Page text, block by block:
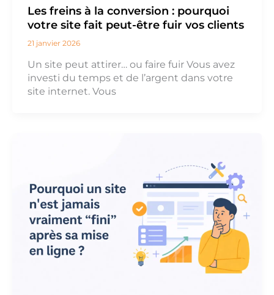
Les freins à la conversion : pourquoi
votre site fait peut-être fuir vos clients
21 janvier 2026
Un site peut attirer… ou faire fuir Vous avez
investi du temps et de l’argent dans votre
site internet. Vous